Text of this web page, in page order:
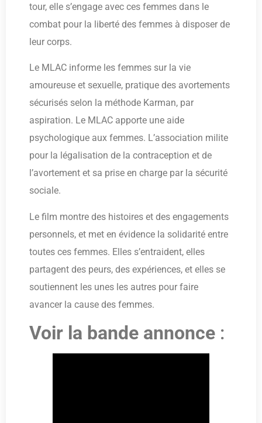
tour, elle s’engage avec ces femmes dans le
combat pour la liberté des femmes à disposer de
leur corps.
Le MLAC informe les femmes sur la vie
amoureuse et sexuelle, pratique des avortements
sécurisés selon la méthode Karman, par
aspiration. Le MLAC apporte une aide
psychologique aux femmes. L’association milite
pour la légalisation de la contraception et de
l’avortement et sa prise en charge par la sécurité
sociale.
Le film montre des histoires et des engagements
personnels, et met en évidence la solidarité entre
toutes ces femmes. Elles s’entraident, elles
partagent des peurs, des expériences, et elles se
soutiennent les unes les autres pour faire
avancer la cause des femmes.
Voir la bande annonce :